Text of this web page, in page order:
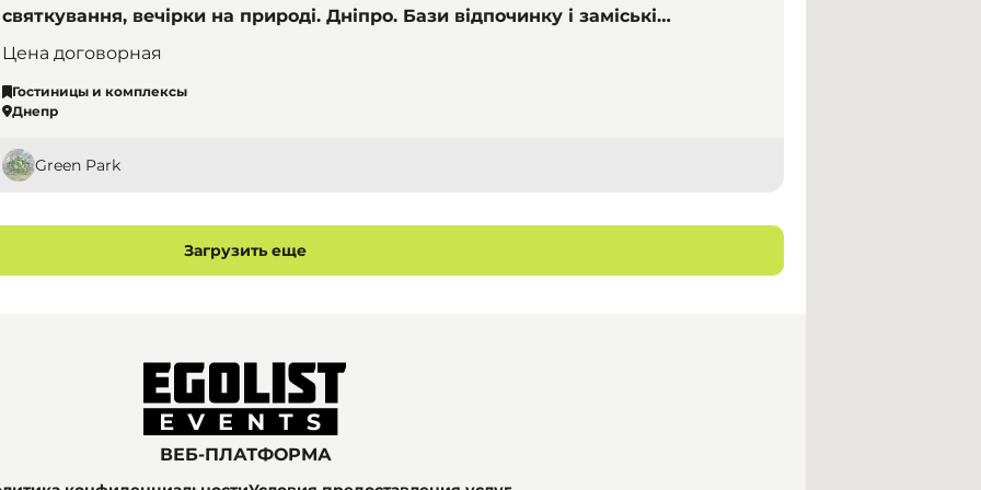
святкування, вечірки на природі. Дніпро. Бази відпочинку і заміські
комплекси
Цена договорная
Гостиницы и комплексы
Днепр
Green Park
Загрузить еще
ВЕБ-ПЛАТФОРМА